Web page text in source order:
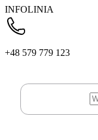
INFOLINIA
+48 579 779 123